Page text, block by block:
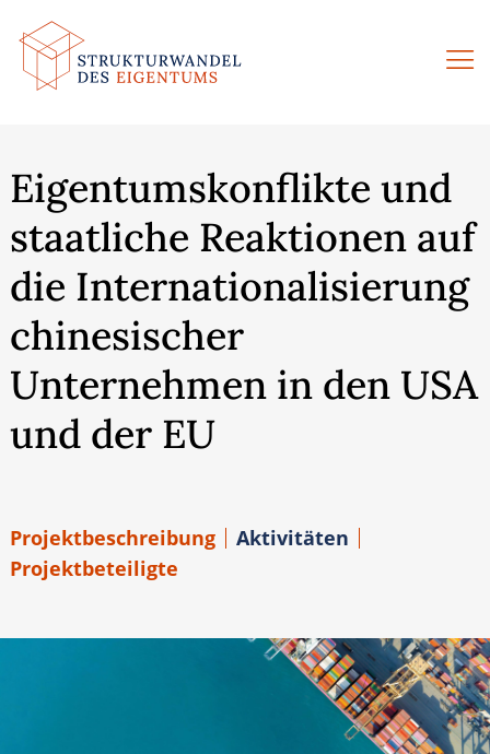
Zum
Inhalt
springen
Eigentumskonflikte und
staatliche Reaktionen auf
die Internationalisierung
chinesischer
Unternehmen in den USA
und der EU
Projektbeschreibung
Aktivitäten
Projektbeteiligte